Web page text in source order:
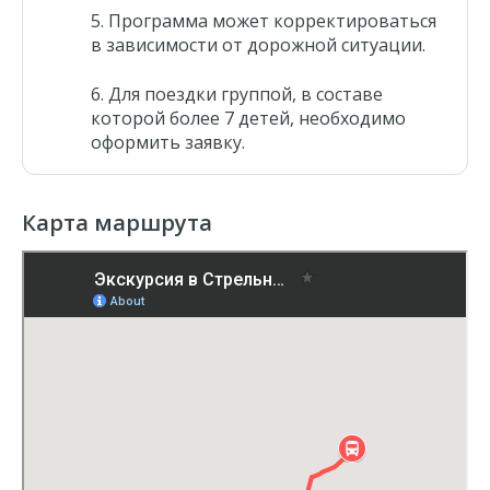
Программа может корректироваться
в зависимости от дорожной ситуации.
Для поездки группой, в составе
которой более 7 детей, необходимо
оформить заявку.
Карта маршрута